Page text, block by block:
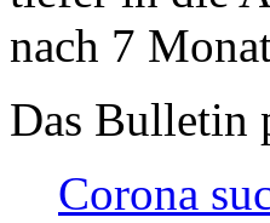
nach 7
Das Bulletin
Corona